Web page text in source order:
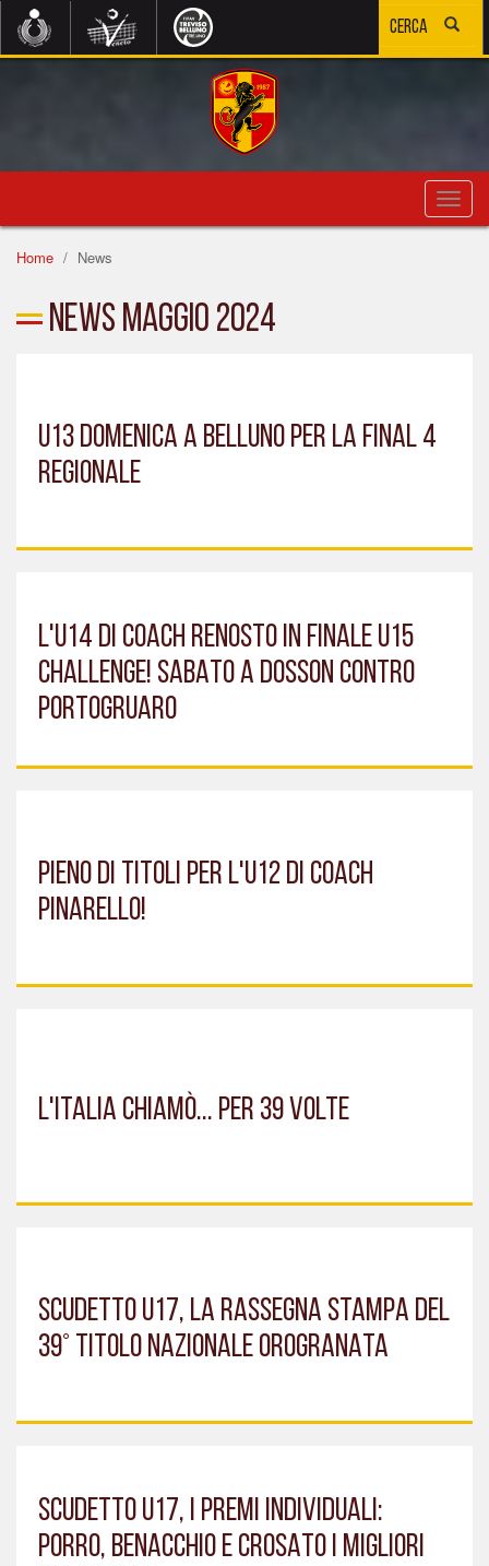
Home
News
News Maggio 2024
U13 DOMENICA A BELLUNO PER LA FINAL 4
REGIONALE
L'U14 DI COACH RENOSTO IN FINALE U15
CHALLENGE! SABATO A DOSSON CONTRO
PORTOGRUARO
PIENO DI TITOLI PER L'U12 DI COACH
PINARELLO!
L'ITALIA CHIAMÒ... PER 39 VOLTE
SCUDETTO U17, LA RASSEGNA STAMPA DEL
39° TITOLO NAZIONALE OROGRANATA
SCUDETTO U17, I PREMI INDIVIDUALI:
PORRO, BENACCHIO E CROSATO I MIGLIORI